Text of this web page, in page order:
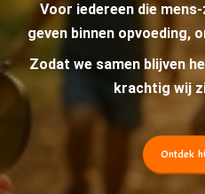
Voor iedereen die
geven binnen opvoeding,
Zodat we samen blijven
krachtig wij
Ontdek